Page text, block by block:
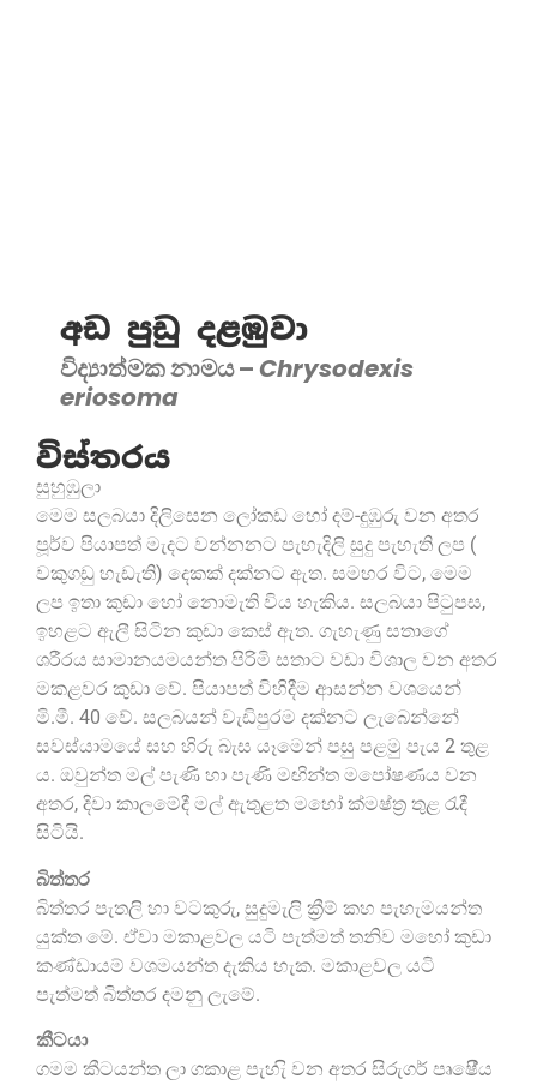
අඩ පුඩු දළඹුවා
විද්‍යාත්මක නාමය –Chrysodexis
eriosoma
විස්තරය
සුහුඹුලා
මෙම සලබයා දිලිසෙන ලෝකඩ හෝ දම්-දුඹුරු වන අතර
පූර්ව පියාපත් මැදට වන්නනට පැහැදිලි සුදු පැහැති ලප (
වකුගඩු හැඩැති) දෙකක් දක්නට ඇත. සමහර විට, මෙම
ලප ඉතා කුඩා හෝ නොමැති විය හැකිය. සලබයා පිටුපස,
ඉහළට ඇලී සිටින කුඩා කෙස් ඇත. ගැහැණු සතාගේ
ශරීරය සාමානයමයන්ත පිරිමි සතාට වඩා විශාල වන අතර
මකළවර කුඩා වේ. පියාපත් විහිදීම ආසන්න වශයෙන්
මි.මී. 40 වේ. සලබයන් වැඩිපුරම දක්නට ලැබෙන්නේ
සවස්යාමයේ සහ හිරු බැස යෑමෙන් පසු පළමු පැය 2 තුළ
ය. ඔවුන්ත මල් පැණි හා පැණි මඟින්ත මපෝෂණය වන
අතර, දිවා කාලමේදී මල් ඇතුළත මහෝ ක්මෂ්ත්‍ර තුළ රැදී
සිටියි.
බිත්තර
බිත්තර පැතලි හා වටකුරු, සුදුමැලි ක්‍රීම් කහ පැහැමයන්ත
යුක්ත මේ. ඒවා මකාළවල යටි පැත්මත් තනිව මහෝ කුඩා
කණ්ඩායම් වශමයන්ත දැකිය හැක. මකාළවල යටි
පැත්මත් බිත්තර දමනු ලැමේ.
කීටයා
ගමම කීටයන්ත ලා ගකාළ පැහැි වන අතර සිරුගර් පෘෂේීය